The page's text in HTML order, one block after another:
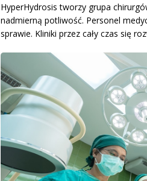
HyperHydrosis tworzy grupa
nadmierną potliwość. Personel
sprawie. Kliniki przez cały czas się